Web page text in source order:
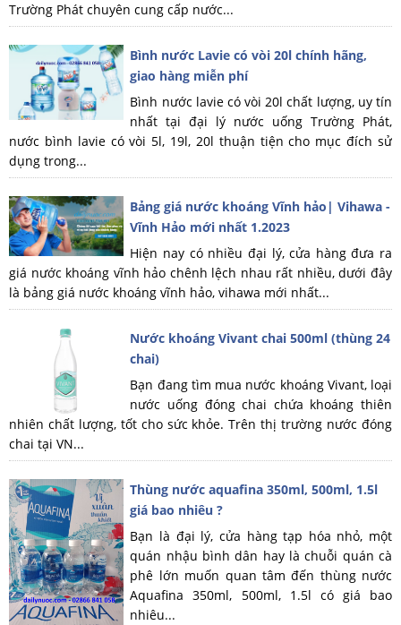
Trường Phát chuyên cung cấp nước...
Bình nước Lavie có vòi 20l chính hãng,
giao hàng miễn phí
Bình nước lavie có vòi 20l chất lượng, uy tín
nhất tại đại lý nước uống Trường Phát,
nước bình lavie có vòi 5l, 19l, 20l thuận tiện cho mục đích sử
dụng trong...
Bảng giá nước khoáng Vĩnh hảo| Vihawa -
Vĩnh Hảo mới nhất 1.2023
Hiện nay có nhiều đại lý, cửa hàng đưa ra
giá nước khoáng vĩnh hảo chênh lệch nhau rất nhiều, dưới đây
là bảng giá nước khoáng vĩnh hảo, vihawa mới nhất...
Nước khoáng Vivant chai 500ml (thùng 24
chai)
Bạn đang tìm mua nước khoáng Vivant, loại
nước uống đóng chai chứa khoáng thiên
nhiên chất lượng, tốt cho sức khỏe. Trên thị trường nước đóng
chai tại VN...
Thùng nước aquafina 350ml, 500ml, 1.5l
giá bao nhiêu ?
Bạn là đại lý, cửa hàng tạp hóa nhỏ, một
quán nhậu bình dân hay là chuỗi quán cà
phê lớn muốn quan tâm đến thùng nước
Aquafina 350ml, 500ml, 1.5l có giá bao
nhiêu...